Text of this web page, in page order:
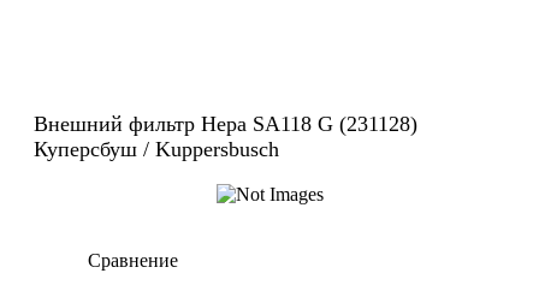
Внешний фильтр Hepa SA118 G (231128)
Куперсбуш / Kuppersbusch
Сравнение